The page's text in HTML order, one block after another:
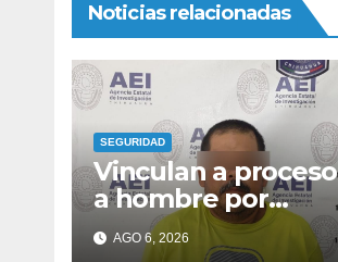
Noticias relacionadas
SEGURIDAD
Vinculan a proceso
a hombre por
asesinato en la
colonia Fronteriza
AGO 6, 2026